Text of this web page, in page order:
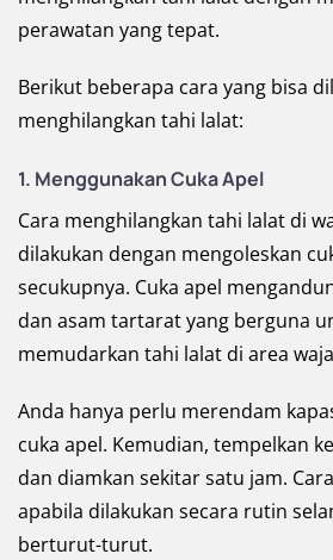
perawatan yang tepat.
Berikut beberapa cara yang bisa
menghilangkan tahi lalat:
1. Menggunakan Cuka Apel
Cara menghilangkan tahi lalat di
dilakukan dengan mengoleskan
secukupnya. Cuka apel
dan asam tartarat yang berguna
memudarkan tahi lalat di area
Anda hanya perlu merendam
cuka apel. Kemudian, tempelkan
dan diamkan sekitar satu jam.
apabila dilakukan secara rutin
berturut-turut.